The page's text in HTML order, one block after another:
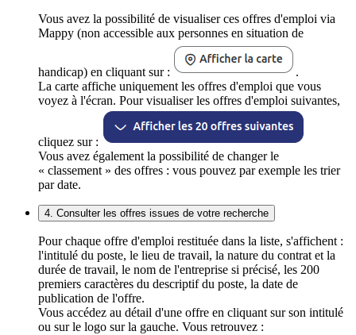
Vous avez la possibilité de visualiser ces offres d'emploi via
Mappy (non accessible aux personnes en situation de
handicap) en cliquant sur :
.
La carte affiche uniquement les offres d'emploi que vous
voyez à l'écran. Pour visualiser les offres d'emploi suivantes,
cliquez sur :
Vous avez également la possibilité de changer le
« classement » des offres : vous pouvez par exemple les trier
par date.
4. Consulter les offres issues de votre recherche
Pour chaque offre d'emploi restituée dans la liste, s'affichent :
l'intitulé du poste, le lieu de travail, la nature du contrat et la
durée de travail, le nom de l'entreprise si précisé, les 200
premiers caractères du descriptif du poste, la date de
publication de l'offre.
Vous accédez au détail d'une offre en cliquant sur son intitulé
ou sur le logo sur la gauche. Vous retrouvez :